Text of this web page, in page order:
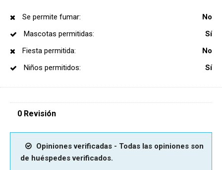
Se permite fumar:
No
Mascotas permitidas:
Sí
Fiesta permitida:
No
Niños permitidos:
Sí
0 Revisión
Opiniones verificadas - Todas las opiniones son
de huéspedes verificados.